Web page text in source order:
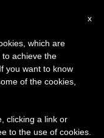
x
which are
achieve the
you want to know
of the cookies,
clicking a link or
to the use of cookies.